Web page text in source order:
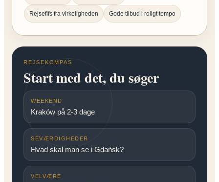
Rejsefifs fra virkeligheden Gode tilbud i roligt tempo
REJSEKOMPAS
Start med det, du søger
WEEKEND
Kraków på 2-3 dage
SEVÆRDIGHEDER
Hvad skal man se i Gdańsk?
VELVÆRE